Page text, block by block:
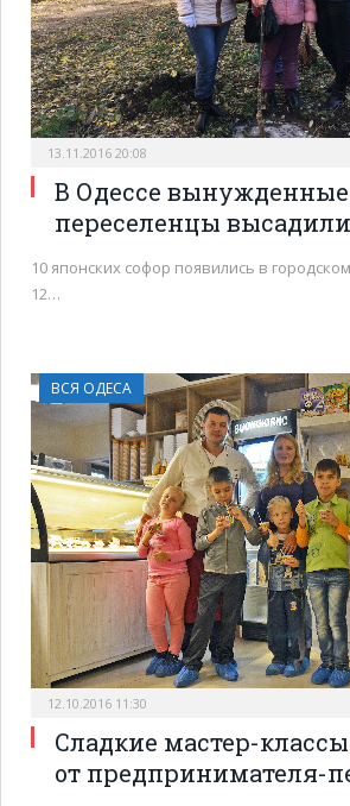
13.11.2016 20:08
В Одессе вынужденные
переселенцы
10 японских софор появились в
12…
ВСЯ ОДЕСА
12.10.2016 11:30
Сладкие мастер-
от предпринимателя-